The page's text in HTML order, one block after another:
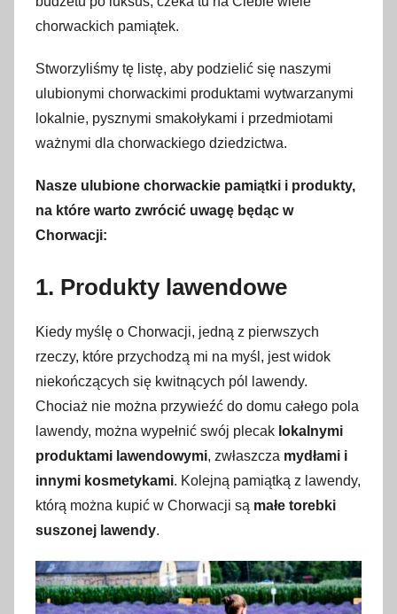
1
g
r
n
2
chorwackich pamiątek.
Stworzyliśmy tę listę, aby podzielić się naszymi
ulubionymi chorwackimi produktami wytwarzanymi
lokalnie, pysznymi smakołykami i przedmiotami
ważnymi dla chorwackiego dziedzictwa.
Nasze ulubione chorwackie pamiątki i produkty,
na które warto zwrócić uwagę będąc w
Chorwacji:
1. Produkty lawendowe
Kiedy myślę o Chorwacji, jedną z pierwszych
rzeczy, które przychodzą mi na myśl, jest widok
niekończących się kwitnących pól lawendy.
Chociaż nie można przywieźć do domu całego pola
lawendy, można wypełnić swój plecak lokalnymi
produktami lawendowymi, zwłaszcza mydłami i
innymi kosmetykami. Kolejną pamiątką z lawendy,
którą można kupić w Chorwacji są małe torebki
suszonej lawendy.